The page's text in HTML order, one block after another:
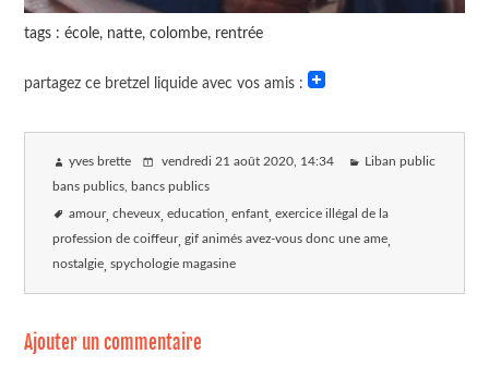
tags : école, natte, colombe, rentrée
partagez ce bretzel liquide avec vos amis :
yves brette vendredi 21 août 2020, 14:34 Liban public
bans publics, bancs publics
amour cheveux education enfant exercice illégal de la
profession de coiffeur gif animés avez-vous donc une ame
nostalgie spychologie magasine
Ajouter un commentaire